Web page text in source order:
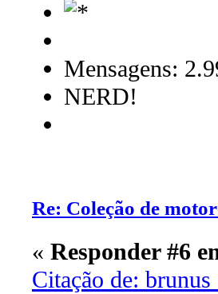
Mensagens:
NERD!
Re: Coleção de
« Responder #6
Citação de: